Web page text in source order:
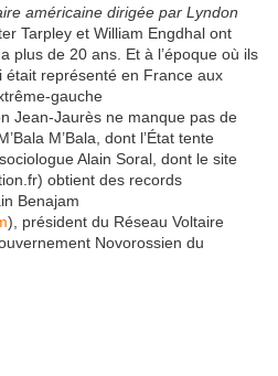
américaine dirigée par Lyndon
Tarpley et William Engdhal ont
plus de 20 ans. Et à l’époque où ils
représenté en France aux
gauche
Jean-Jaurès ne manque pas de
M’Bala, dont l’État tente
Alain Soral, dont le site
obtient des records
Benajam
), président du Réseau Voltaire
Novorossien du